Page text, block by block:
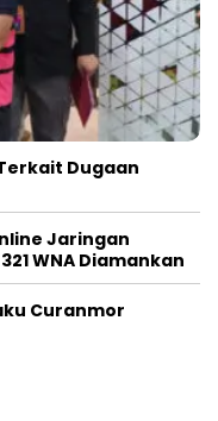
Dugaan
Jaringan
WNA Diamankan
Curanmor